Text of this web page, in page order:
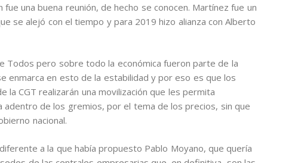
una buena reunión, de hecho se conocen. Martínez fue un
se alejó con el tiempo y para 2019 hizo alianza con Alberto
Todos pero sobre todo la económica fueron parte de la
enmarca en esto de la estabilidad y por eso es que los
CGT realizarán una movilización que les permita
adentro de los gremios, por el tema de los precios, sin que
nacional.
a la que había propuesto Pablo Moyano, que quería